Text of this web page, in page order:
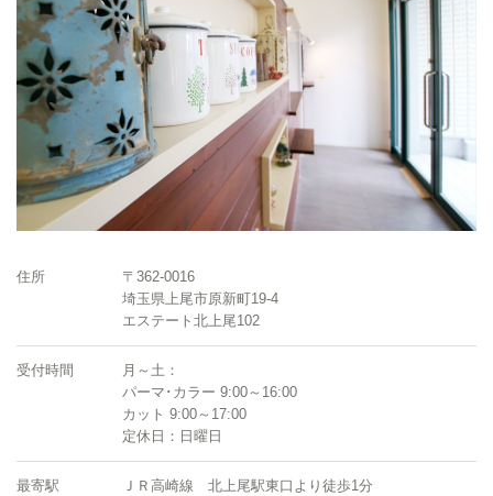
住所
〒362-0016
埼玉県上尾市原新町19-4
エステート北上尾102
受付時間
月～土：
パーマ･カラー 9:00～16:00
カット 9:00～17:00
定休日：日曜日
最寄駅 ＪＲ高崎線 北上尾駅東口より徒歩1分